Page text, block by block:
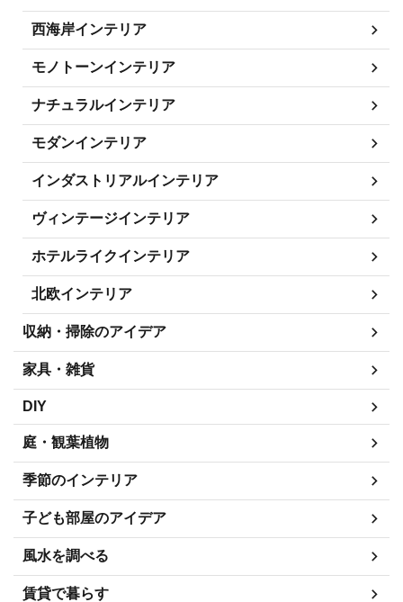
西海岸インテリア
モノトーンインテリア
ナチュラルインテリア
モダンインテリア
インダストリアルインテリア
ヴィンテージインテリア
ホテルライクインテリア
北欧インテリア
収納・掃除のアイデア
家具・雑貨
DIY
庭・観葉植物
季節のインテリア
子ども部屋のアイデア
風水を調べる
賃貸で暮らす